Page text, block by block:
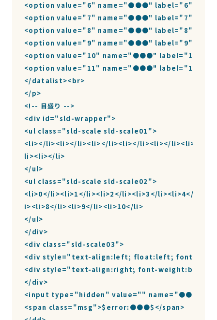
<option value="6" name="●●●" label="6"
<option value="7" name="●●●" label="7"
<option value="8" name="●●●" label="8"
<option value="9" name="●●●" label="9"
<option value="10" name="●●●" label="10"
<option value="11" name="●●●" label="11"
</datalist><br>
</p>
<!-- 目盛り -->
<div id="sld-wrapper">
<ul class="sld-scale sld-scale01">
<li></li><li></li><li></li><li></li><li></li><li></
li><li></li>
</ul>
<ul class="sld-scale sld-scale02">
<li>0</li><li>1</li><li>2</li><li>3</li><li>4</
i><li>8</li><li>9</li><li>10</li>
</ul>
</div>
<div class="sld-scale03">
<div style="text-align:left; float:left; font-
<div style="text-align:right; font-weight:bold;">
</div>
<input type="hidden" value="" name="●●●">
<span class="msg">$error:●●●$</span>